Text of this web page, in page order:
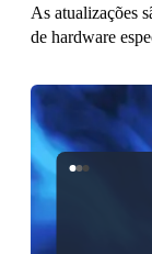
As atualizações
de hardware